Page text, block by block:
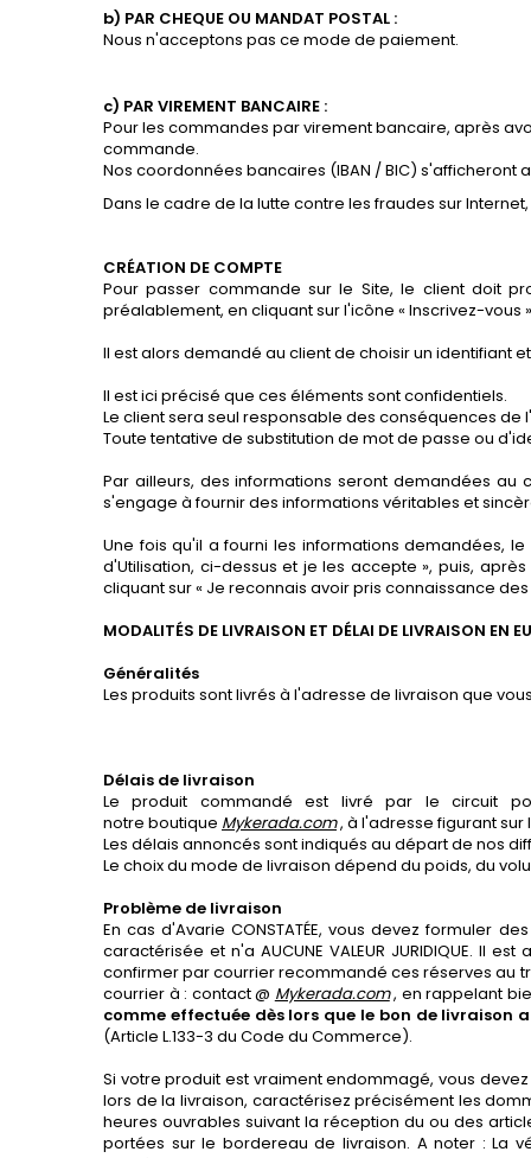
b) PAR CHEQUE OU MANDAT POSTAL :
Nous n'acceptons pas ce mode de paiement.
c) PAR VIREMENT BANCAIRE :
Pour les commandes par virement bancaire, après
commande.
Nos coordonnées bancaires (IBAN / BIC)
Dans le cadre de la lutte contre les fraudes sur
CRÉATION DE COMPTE
Pour passer commande sur le Site, le client doit
préalablement, en cliquant sur l'icône « Inscrivez-vous
Il est alors demandé au client de choisir un identifiant
Il est ici précisé que ces éléments sont confidentiels.
Le client sera seul responsable des conséquences
Toute tentative de substitution de mot de passe ou
Par ailleurs, des informations seront demandées
s'engage à fournir des informations véritables et
Une fois qu'il a fourni les informations demandées,
d'Utilisation, ci-dessus et je les accepte », puis,
cliquant sur « Je reconnais avoir pris connaissance
MODALITÉS DE LIVRAISON ET DÉLAI DE LIVRAISON EN
Généralités
Les produits sont livrés à l'adresse de livraison que
Délais de livraison
Le produit commandé est livré par le circuit
notre boutique Mykerada.com, à l'adresse figurant
Les délais annoncés sont indiqués au départ de nos
Le choix du mode de livraison dépend du poids, du
Problème de livraison
En cas d'Avarie CONSTATÉE, vous devez formuler
caractérisée et n'a AUCUNE VALEUR JURIDIQUE.
confirmer par courrier recommandé ces réserves au
courrier à : contact @ Mykerada.com, en rappelant
comme effectuée dès lors que le bon de livraison
(Article L.133-3 du Code du Commerce).
Si votre produit est vraiment endommagé, vous
lors de la livraison, caractérisez précisément les
heures ouvrables suivant la réception du ou des
portées sur le bordereau de livraison. A noter : La